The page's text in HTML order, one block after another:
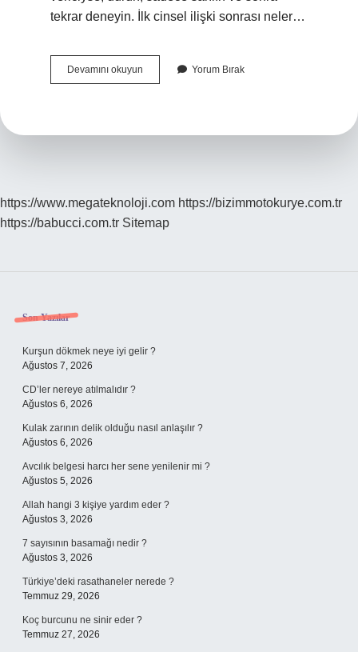
tekrar deneyin. İlk cinsel ilişki sonrası neler…
Devamını okuyun
Defa
Yorum Bırak
https://www.megateknoloji.com https://bizimmotokurye.com.tr
https://babucci.com.tr Sitemap
Sidebar
Son Yazılar
Kurşun dökmek neye iyi gelir ?
Ağustos 7, 2026
CD’ler nereye atılmalıdır ?
Ağustos 6, 2026
Kulak zarının delik olduğu nasıl anlaşılır ?
Ağustos 6, 2026
Avcılık belgesi harcı her sene yenilenir mi ?
Ağustos 5, 2026
Allah hangi 3 kişiye yardım eder ?
Ağustos 3, 2026
7 sayısının basamağı nedir ?
Ağustos 3, 2026
Türkiye’deki rasathaneler nerede ?
Temmuz 29, 2026
Koç burcunu ne sinir eder ?
Temmuz 27, 2026